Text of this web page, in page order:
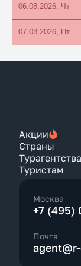
06.08.2026, Чт
07.08.2026, Пт
Акции
Страны
Туристам
Москва
+7 (495)
Почта